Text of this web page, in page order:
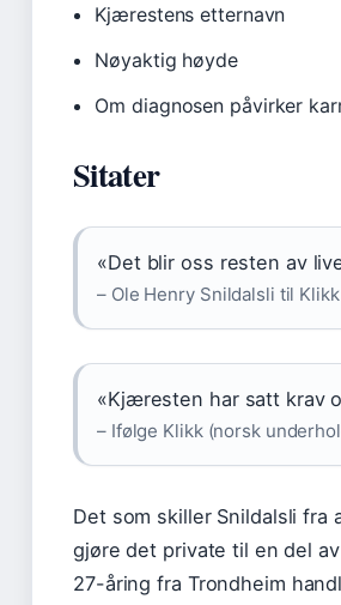
Kjærestens etternavn
Nøyaktig høyde
Om diagnosen påvirker
Sitater
«Det blir oss resten av
– Ole Henry Snildalsli til
«Kjæresten har satt krav
– Ifølge Klikk (norsk
Det som skiller Snildalsli fra
gjøre det private til en del
27-åring fra Trondheim